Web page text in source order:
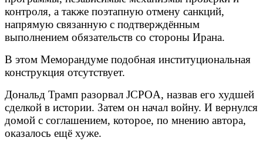
контроля, а также поэтапную отмену санкций,
напрямую связанную с подтверждённым
выполнением обязательств со стороны Ирана.
В этом Меморандуме подобная институциональная
конструкция отсутствует.
Дональд Трамп разорвал JCPOA, назвав его худшей
сделкой в истории. Затем он начал войну. И вернулся
домой с соглашением, которое, по мнению автора,
оказалось ещё хуже.